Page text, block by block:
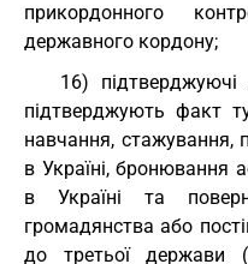
прикордонного
державного кордону;
16)
підтверджують факт
навчання, стажування,
в Україні, бронювання
в Україні та
громадянства або
до третьої держави